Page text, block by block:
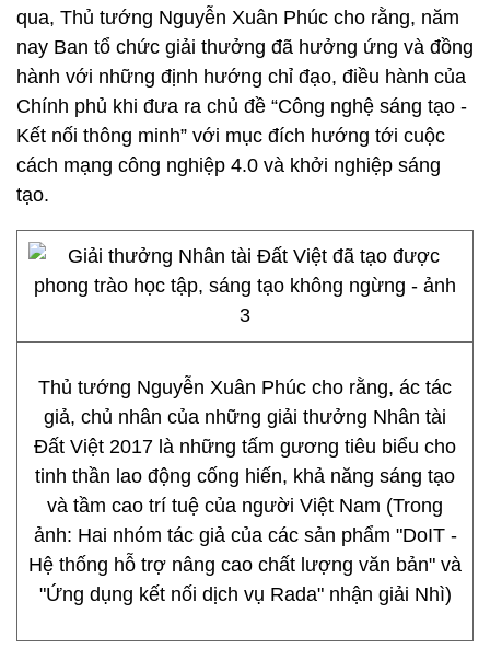
qua, Thủ tướng Nguyễn Xuân Phúc cho rằng, năm
nay Ban tổ chức giải thưởng đã hưởng ứng và đồng
hành với những định hướng chỉ đạo, điều hành của
Chính phủ khi đưa ra chủ đề “Công nghệ sáng tạo -
Kết nối thông minh” với mục đích hướng tới cuộc
cách mạng công nghiệp 4.0 và khởi nghiệp sáng
tạo.
Thủ tướng Nguyễn Xuân Phúc cho rằng, ác tác
giả, chủ nhân của những giải thưởng Nhân tài
Đất Việt 2017 là những tấm gương tiêu biểu cho
tinh thần lao động cống hiến, khả năng sáng tạo
và tầm cao trí tuệ của người Việt Nam (Trong
ảnh: Hai nhóm tác giả của các sản phẩm "DoIT -
Hệ thống hỗ trợ nâng cao chất lượng văn bản" và
"Ứng dụng kết nối dịch vụ Rada" nhận giải Nhì)